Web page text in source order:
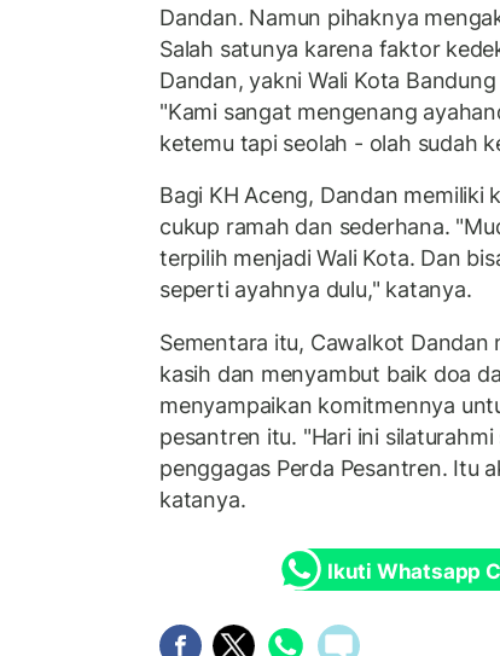
Dandan. Namun pihaknya
Salah satunya karena faktor
Dandan, yakni Wali Kota
"Kami sangat mengenang
ketemu tapi seolah - olah sudah
Bagi KH Aceng, Dandan memiliki
cukup ramah dan sederhana.
terpilih menjadi Wali Kota. Dan
seperti ayahnya dulu," katanya.
Sementara itu, Cawalkot
kasih dan menyambut baik doa
menyampaikan komitmennya
pesantren itu. "Hari ini silaturahmi
penggagas Perda Pesantren. Itu
katanya.
Ikuti Whatsapp